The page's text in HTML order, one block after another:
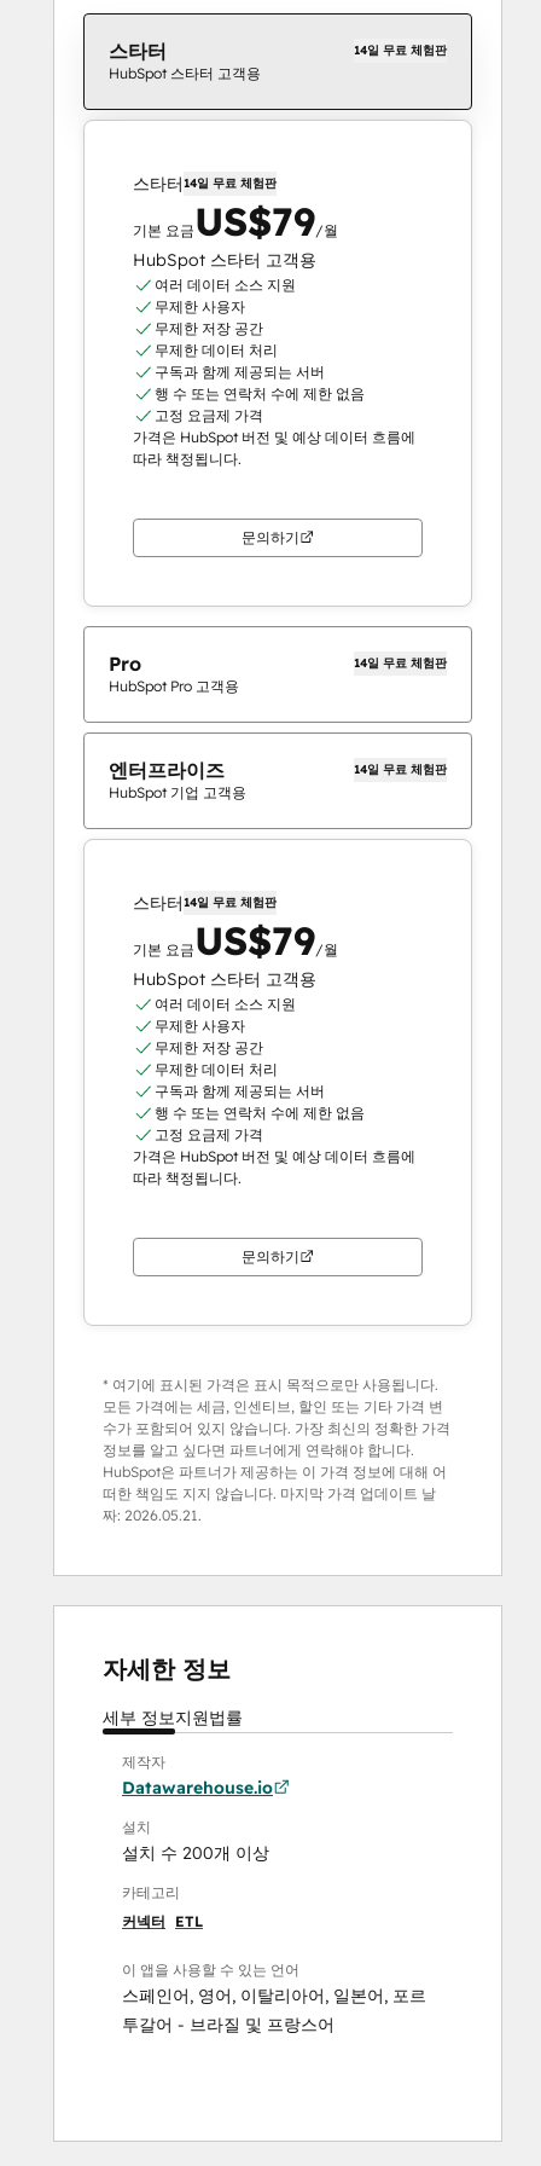
스타터 14일 무료 체험판
HubSpot 스타터 고객용
스타터14일 무료 체험판
기본 요금 US$79/월
HubSpot 스타터 고객용
여러 데이터 소스 지원
무제한 사용자
무제한 저장 공간
무제한 데이터 처리
구독과 함께 제공되는 서버
행 수 또는 연락처 수에 제한 없음
고정 요금제 가격
가격은 HubSpot 버전 및 예상 데이터 흐름에
따라 책정됩니다.
문의하기
Pro 14일 무료 체험판
HubSpot Pro 고객용
엔터프라이즈 14일 무료 체험판
HubSpot 기업 고객용
스타터14일 무료 체험판
기본 요금 US$79/월
HubSpot 스타터 고객용
여러 데이터 소스 지원
무제한 사용자
무제한 저장 공간
무제한 데이터 처리
구독과 함께 제공되는 서버
행 수 또는 연락처 수에 제한 없음
고정 요금제 가격
가격은 HubSpot 버전 및 예상 데이터 흐름에
따라 책정됩니다.
문의하기
* 여기에 표시된 가격은 표시 목적으로만 사용됩니다.
모든 가격에는 세금, 인센티브, 할인 또는 기타 가격 변
수가 포함되어 있지 않습니다. 가장 최신의 정확한 가격
정보를 알고 싶다면 파트너에게 연락해야 합니다.
HubSpot은 파트너가 제공하는 이 가격 정보에 대해 어
떠한 책임도 지지 않습니다. 마지막 가격 업데이트 날
짜: 2026.05.21.
자세한 정보
세부 정보지원법률
제작자
Datawarehouse.io
설치
설치 수 200개 이상
카테고리
커넥터
ETL
이 앱을 사용할 수 있는 언어
스페인어, 영어, 이탈리아어, 일본어, 포르
투갈어 - 브라질 및 프랑스어